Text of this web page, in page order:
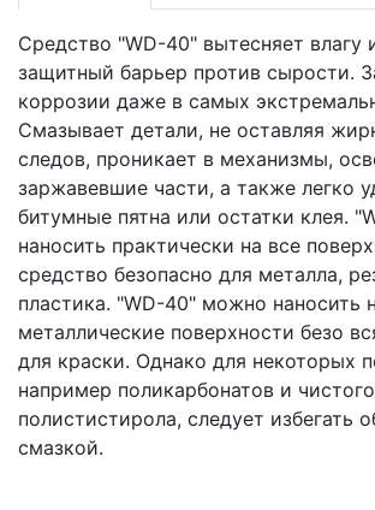
Средство "WD-40" вытесняет влагу
защитный барьер против сырости.
коррозии даже в самых
Смазывает детали, не оставляя
следов, проникает в механизмы,
заржавевшие части, а также легко
битумные пятна или остатки клея.
наносить практически на все
средство безопасно для металла,
пластика. "WD-40" можно наносить
металлические поверхности безо
для краски. Однако для некоторых
например поликарбонатов и чистого
полистистирола, следует избегать
смазкой.